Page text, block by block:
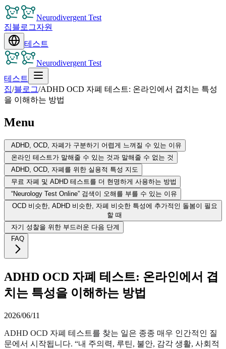
Neurodivergent Test
집블로그자원
테스트
Neurodivergent Test
테스트
집/블로그/ADHD OCD 자폐 테스트: 온라인에서 겹치는 특성
을 이해하는 방법
Menu
ADHD, OCD, 자폐가 구분하기 어렵게 느껴질 수 있는 이유
온라인 테스트가 말해줄 수 있는 것과 말해줄 수 없는 것
ADHD, OCD, 자폐를 위한 실용적 특성 지도
무료 자폐 및 ADHD 테스트를 더 현명하게 사용하는 방법
“Neurology Test Online” 검색이 오해를 부를 수 있는 이유
OCD 비슷한, ADHD 비슷한, 자폐 비슷한 특성에 추가적인 돌봄이 필요
할 때
자기 성찰을 위한 부드러운 다음 단계
FAQ
ADHD OCD 자폐 테스트: 온라인에서 겹
치는 특성을 이해하는 방법
2026/06/11
ADHD OCD 자폐 테스트를 찾는 일은 종종 매우 인간적인 질
문에서 시작됩니다. “내 주의력, 루틴, 불안, 감각 생활, 사회적